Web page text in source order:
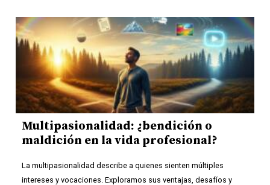
Multipasionalidad: ¿bendición o
maldición en la vida profesional?
La multipasionalidad describe a quienes sienten múltiples
intereses y vocaciones. Exploramos sus ventajas, desafíos y